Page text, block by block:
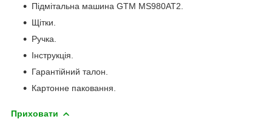
Підмітальна машина GTM MS980AT2.
Щітки.
Ручка.
Інструкція.
Гарантійний талон.
Картонне паковання.
Приховати